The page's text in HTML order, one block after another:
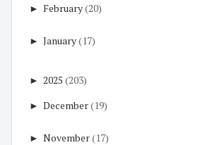
► February(20)
► January(17)
► 2025 (203)
► December(19)
► November(17)